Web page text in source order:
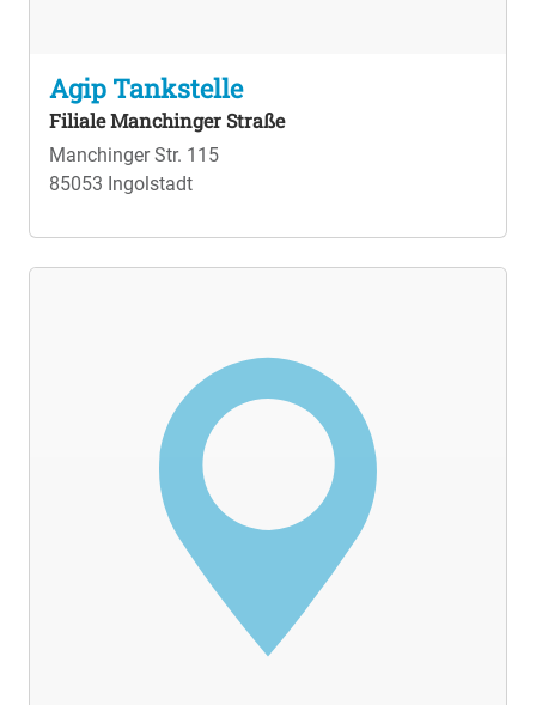
Agip Tankstelle
Filiale Manchinger Straße
Manchinger Str. 115
85053 Ingolstadt